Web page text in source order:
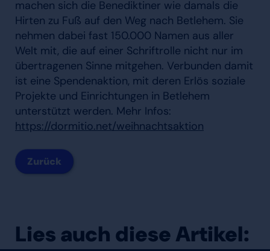
machen sich die Benediktiner wie damals die
Hirten zu Fuß auf den Weg nach Betlehem. Sie
nehmen dabei fast 150.000 Namen aus aller
Welt mit, die auf einer Schriftrolle nicht nur im
übertragenen Sinne mitgehen. Verbunden damit
ist eine Spendenaktion, mit deren Erlös soziale
Projekte und Einrichtungen in Betlehem
unterstützt werden. Mehr Infos:
https://dormitio.net/weihnachtsaktion
Zurück
Lies auch diese Artikel: